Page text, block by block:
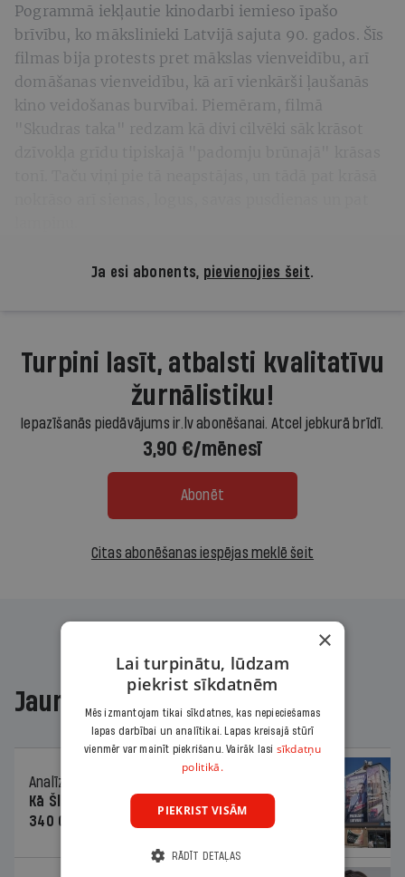
Pogrammā iekļautie kinodarbi iemieso īpašo
brīvību, ko mākslinieki Latvijā sajuta 90. gados. Šīs
filmas bija protests pret mākslas vienveidību, arī
domāšanas vienveidību, kā arī vienkārši ļaušanās
kino veidošanas burvībai. Piemēram, filmā
"Skudras taka" redzam kā divi cilvēki sāk krāsot
Ja esi abonents, pievienojies šeit.
Turpini lasīt, atbalsti kvalitatīvu
žurnālistiku!
Iepazīšanās piedāvājums ir.lv abonēšanai. Atcel jebkurā brīdī.
3,90 €/mēnesī
Abonēt
Citas abonēšanas iespējas meklē šeit
Jaunākajā žurnālā
Analīze
Kā Šlesera partija palika nesodīta par
340 000 vērtu reklāmas kampaņu
×
Lai turpinātu, lūdzam
piekrist sīkdatnēm
Mēs izmantojam tikai sīkdatnes, kas nepieciešamas
lapas darbībai un analītikai. Lapas kreisajā stūrī
vienmēr var mainīt piekrišanu. Vairāk lasi sīkdatņu
politikā.
PIEKRIST VISĀM
RĀDĪT DETAĻAS